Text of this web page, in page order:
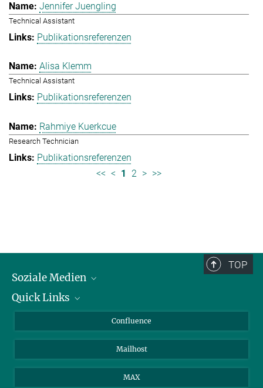
Jennifer Juengling
Technical Assistant
Publikationsreferenzen
Alisa Klemm
Technical Assistant
Publikationsreferenzen
Rahmiye Kuerkcue
Research Technician
Publikationsreferenzen
<< < 1 2 > >>
TOP
Soziale Medien
LinkedIn
Quick Links
Über Tiere in der ForschungConfluence
Mailhost
MAX